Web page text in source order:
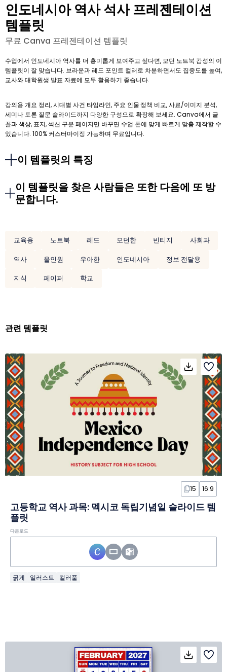
인도네시아 역사 석사 프레젠테이션
템플릿
무료 Canva 프레젠테이션 템플릿
수업에서 인도네시아 역사를 더 흥미롭게 보여주고 싶다면, 모던 노트북 감성의 이
템플릿이 잘 맞습니다. 브라운과 레드 포인트 컬러로 차분하면서도 집중도를 높여,
교사와 대학원생 발표 자료에 모두 활용하기 좋습니다.
강의용 개요 정리, 시대별 사건 타임라인, 주요 인물·정책 비교, 사료/이미지 분석,
세미나 토론 질문 슬라이드까지 다양한 구성으로 확장해 보세요. Canva에서 글
꼴과 색상, 표지, 섹션 구분 페이지만 바꾸면 수업 톤에 맞게 빠르게 맞춤 제작할 수
있습니다. 100% 커스터마이징 가능하며 무료입니다.
이 템플릿의 특징
이 템플릿을 찾은 사람들은 또한 다음에 또 방
문합니다.
교육용 노트북 레드 모던한 빈티지
사회과
역사
올인원 우아한 인도네시아
정보 전달용
지식
페이퍼 학교
관련 템플릿
15 16:9
고등학교 역사 과목: 멕시코 독립기념일 슬라이드 템
플릿
다운로드
굵게 일러스트 컬러풀